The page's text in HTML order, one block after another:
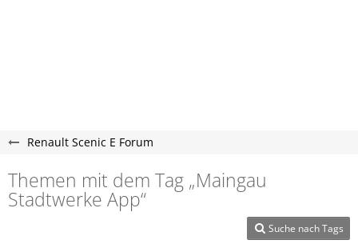
Renault Scenic E Forum
Themen mit dem Tag „Maingau
Stadtwerke App“
Suche nach Tags